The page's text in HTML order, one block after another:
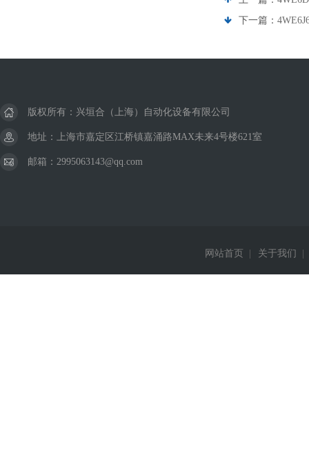
下一篇：
版权所有：兴垣合（上海）自动化设备有限公司
地址：上海市嘉定区江桥镇嘉涌路MAX未来4号楼621室
邮箱：2995063143@qq.com
网站首页 关于我们